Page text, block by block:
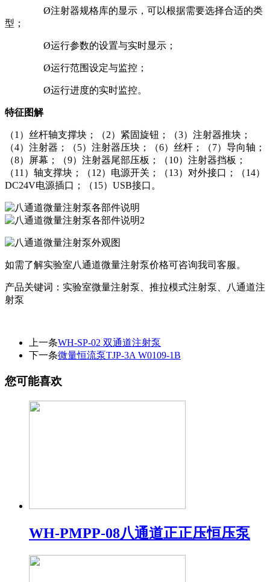
Ø注射器规格库的显示，可以根据需要选择合适的类
型；
Ø运行参数的设置与实时显示；
Ø运行范围设定与监控；
Ø运行进度的实时监控。
特征图解
（1）丝杆轴支撑块；（2）紧固旋钮；（3）注射器推块；
（4）注射器；（5）注射器压块；（6）丝杆；（7）导向轴；
（8）屏幕；（9）注射器尾部压板；（10）注射器挡板；
（11）轴支撑块；（12）电源开关；（13）对外接口；（14）
DC24V电源插口；（15）USB接口。
如需了解实验室八通道微量注射泵价格可咨询我司客服。
产品关键词：实验室微量注射泵、推拉模式注射泵、八通道注
射泵
上一条WH-SP-02 双通道注射泵
下一条微量恒流泵TJP-3A W0109-1B
您可能喜欢
WH-PMPP-08八通道正正压恒压泵